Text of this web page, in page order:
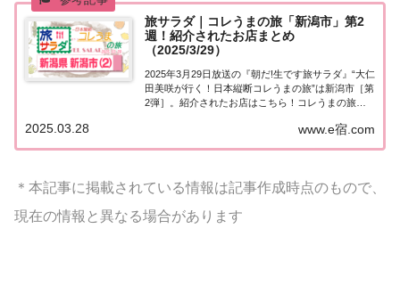
旅サラダ｜コレうまの旅「新潟市」第2
週！紹介されたお店まとめ
（2025/3/29）
2025年3月29日放送の『朝だ!生です旅サラダ』“大仁
田美咲が行く！日本縦断コレうまの旅”は新潟市［第
2弾］。紹介されたお店はこちら！コレうまの旅
プレゼントソムリエ・大仁田美咲アナウンサーが美
www.e宿.com
2025.03.28
＊本記事に掲載されている情報は記事作成時点のもので、
現在の情報と異なる場合があります